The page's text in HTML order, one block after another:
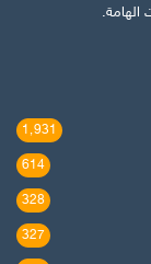
الهامة.
1٬931
614
328
327